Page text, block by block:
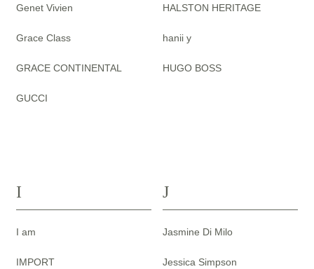
Genet Vivien
Grace Class
GRACE CONTINENTAL
GUCCI
HALSTON HERITAGE
hanii y
HUGO BOSS
I
I am
IMPORT
J
Jasmine Di Milo
Jessica Simpson